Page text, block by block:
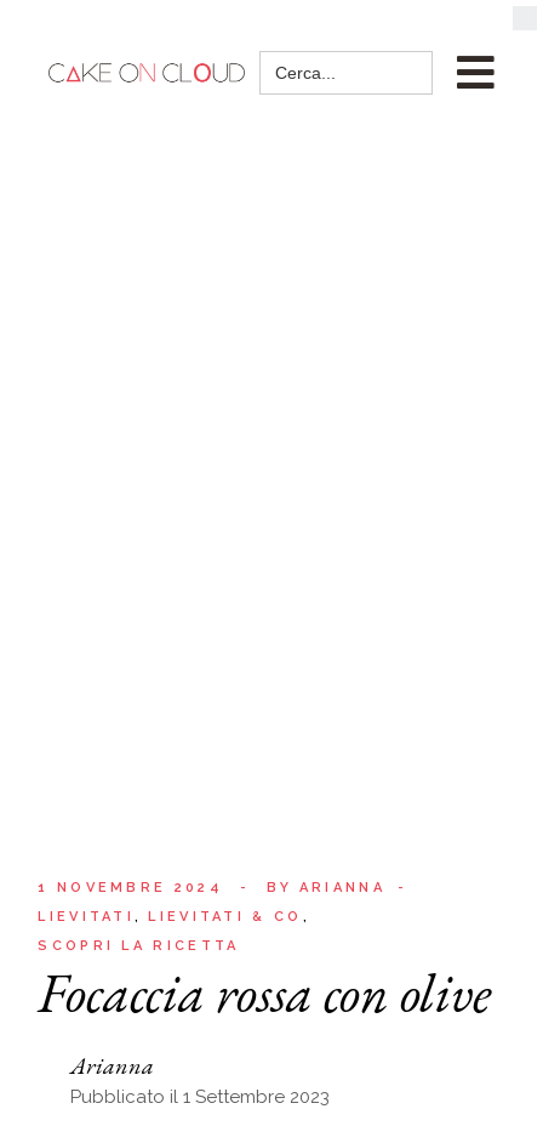
Search
for:
1 NOVEMBRE 2024 BY
ARIANNA
LIEVITATI
LIEVITATI & CO
SCOPRI LA RICETTA
Focaccia rossa con olive
Arianna
Pubblicato il 1 Settembre 2023